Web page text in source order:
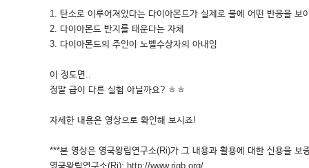
1. 탄소로 이루어져있다는 다이아몬드가 실제로 불에 어떤 반응을 보
2. 다이아몬드 반지를 태운다는 자체
3. 다이아몬드의 주인이 노벨수상자의 아내임
이 정도면..
정말 급이 다른 실험 아닐까요? ㅎㅎ
자세한 내용은 영상으로 확인해 보시죠!
***본 영상은 영국왕립연구소(Ri)가 그 내용과 활용에 대한 신용을 보
영국왕립연구소(Ri): http://www.rigb.org/